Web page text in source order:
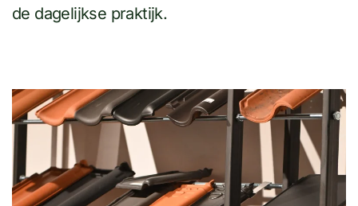
de dagelijkse praktijk.